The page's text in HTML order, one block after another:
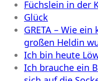
Füchslein in der
Glück
GRETA – Wie
großen Heldin
Ich bin heute
Ich brauche ein